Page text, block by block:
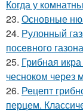
Когда у
23. Основные
24. Рулонный
посевного газона
25. Грибная
чесноком через
26. Рецепт
перцем.